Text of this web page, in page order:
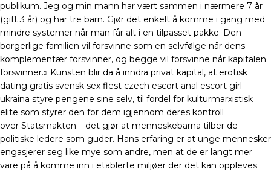
publikum. Jeg og min mann har vært sammen i nærmere 7 år
(gift 3 år) og har tre barn. Gjør det enkelt å komme i gang med
mindre systemer når man får alt i en tilpasset pakke. Den
borgerlige familien vil forsvinne som en selvfølge når dens
komplementær forsvinner, og begge vil forsvinne når kapitalen
forsvinner.» Kunsten blir da å inndra privat kapital, at erotisk
dating gratis svensk sex flest czech escort anal escort girl
ukraina styre pengene sine selv, til fordel for kulturmarxistisk
elite som styrer den for dem igjennom deres kontroll
over Statsmakten – det gjør at menneskebarna tilber de
politiske ledere som guder. Hans erfaring er at unge mennesker
engasjerer seg like mye som andre, men at de er langt mer
vare på å komme inn i etablerte miljøer der det kan oppleves